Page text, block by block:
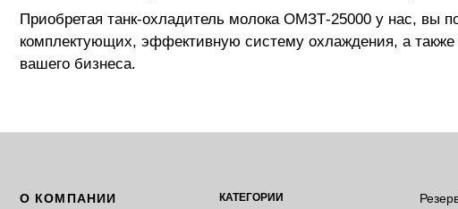
Приобретая танк-охладитель молока ОМЗТ-25000 у нас, вы
комплектующих, эффективную систему охлаждения, а также
вашего бизнеса.
О КОМПАНИИ КАТЕГОРИИ